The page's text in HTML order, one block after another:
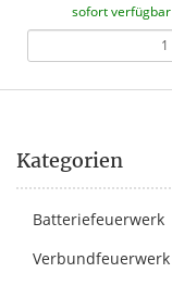
sofort verfügbar
Kategorien
Batteriefeuerwerk
Verbundfeuerwerk